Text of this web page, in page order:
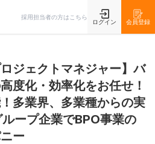
採用担当者の方はこちら
ログイン 会員登録
ジェクトマネジャー】バ
度化・効率化をお任せ！
多業界、多業種からの実
ープ企業でBPO事業の
ー